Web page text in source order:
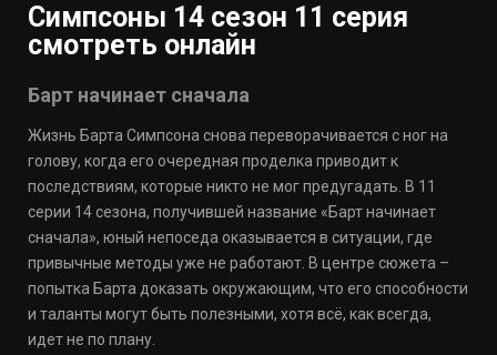
Симпсоны 14 сезон 11 серия
смотреть онлайн
Барт начинает сначала
Жизнь Барта Симпсона снова переворачивается с ног на
голову, когда его очередная проделка приводит к
последствиям, которые никто не мог предугадать. В 11
серии 14 сезона, получившей название «Барт начинает
сначала», юный непоседа оказывается в ситуации, где
привычные методы уже не работают. В центре сюжета –
попытка Барта доказать окружающим, что его способности
и таланты могут быть полезными, хотя всё, как всегда,
идет не по плану.